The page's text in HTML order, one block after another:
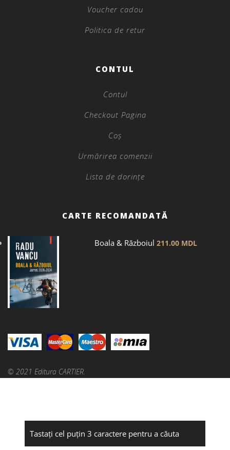
Voucher cadou
Politica de retur
CONTUL
Contul
Checkout Pagina
Coș
Urmărirea comenzii
Lista de dorințe
CARTE RECOMANDATĂ
Boala & Războiul 211.00 MDL
© 2021 Editura CARTIER.